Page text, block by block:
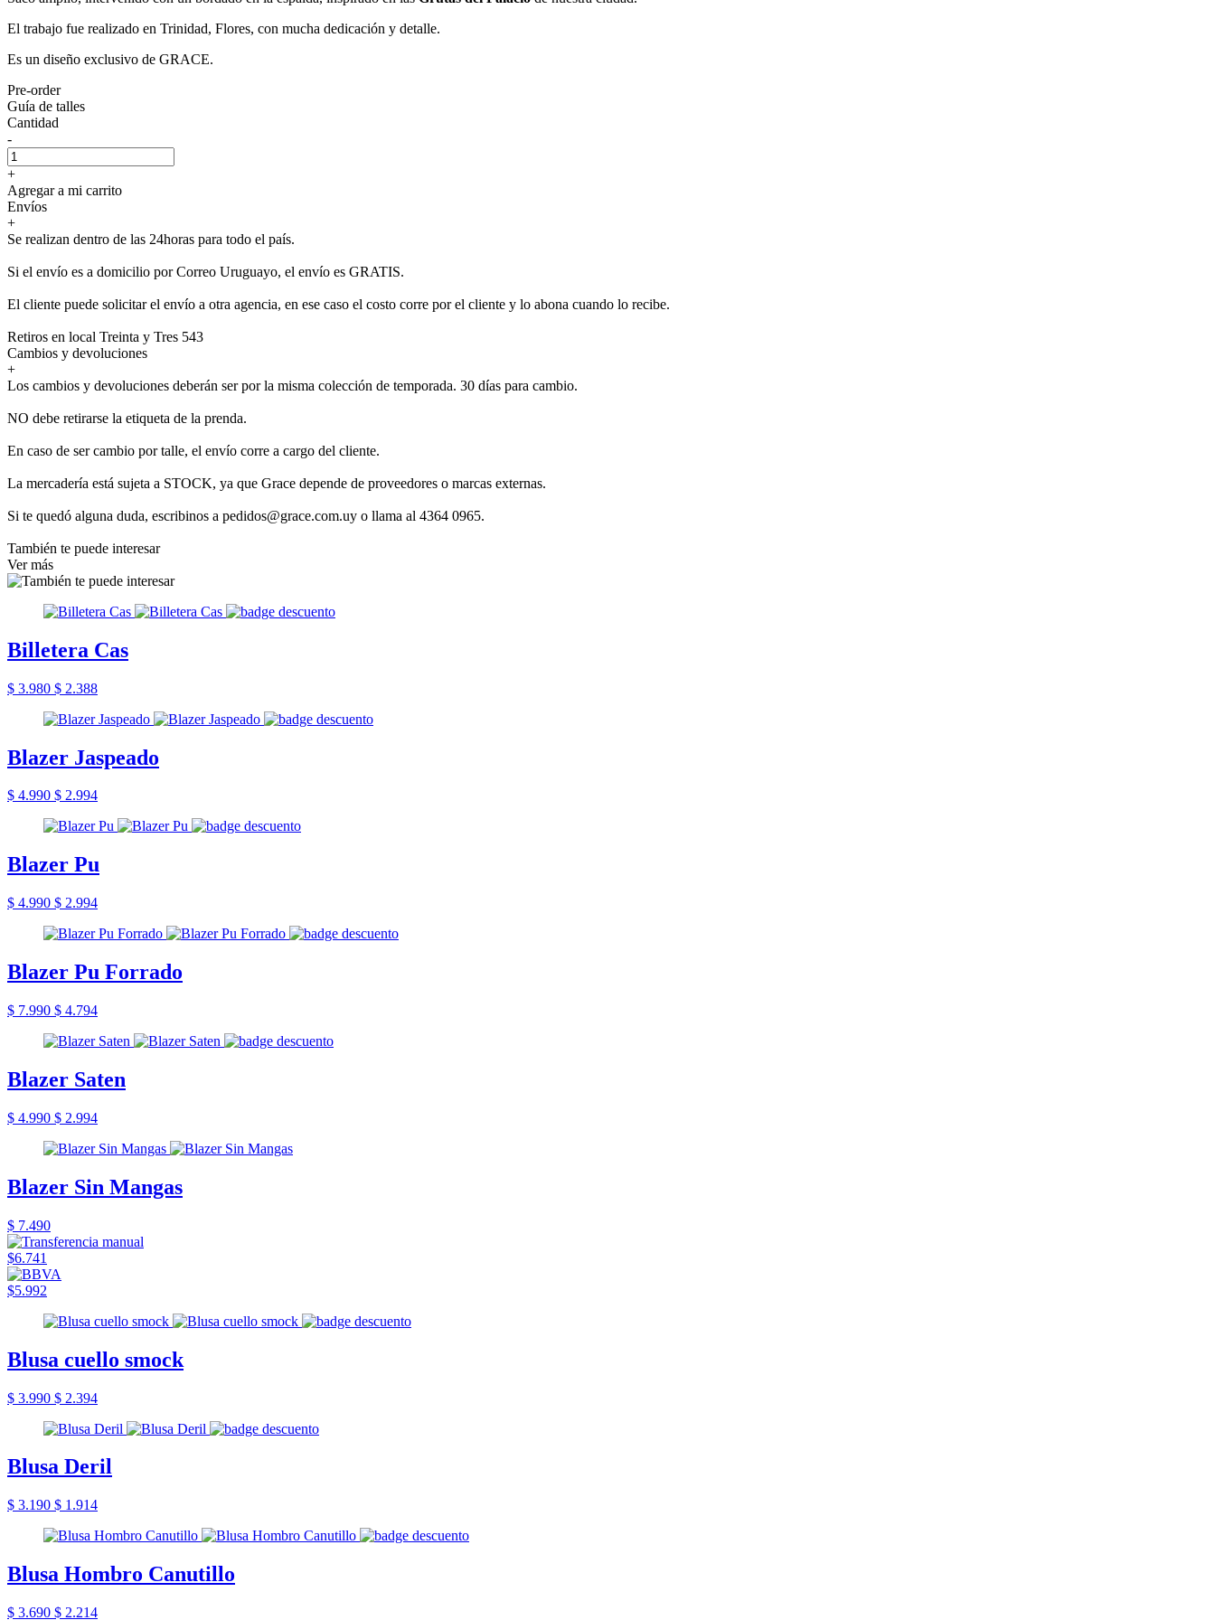
El trabajo fue realizado en Trinidad, Flores, con mucha dedicación y detalle.
Es un diseño exclusivo de GRACE.
Pre-order
Guía de talles
Cantidad
-
+
Agregar a mi carrito
Envíos
+
Se realizan dentro de las 24horas para todo el país.
Si el envío es a domicilio por Correo Uruguayo, el envío es GRATIS.
El cliente puede solicitar el envío a otra agencia, en ese caso el costo corre por el cliente y lo abona cuando lo recibe.
Retiros en local Treinta y Tres 543
Cambios y devoluciones
+
Los cambios y devoluciones deberán ser por la misma colección de temporada. 30 días para cambio.
NO debe retirarse la etiqueta de la prenda.
En caso de ser cambio por talle, el envío corre a cargo del cliente.
La mercadería está sujeta a STOCK, ya que Grace depende de proveedores o marcas externas.
Si te quedó alguna duda, escribinos a pedidos@grace.com.uy o llama al 4364 0965.
También te puede interesar
Ver más
Billetera Cas
$ 3.980 $ 2.388
Blazer Jaspeado
$ 4.990 $ 2.994
Blazer Pu
$ 4.990 $ 2.994
Blazer Pu Forrado
$ 7.990 $ 4.794
Blazer Saten
$ 4.990 $ 2.994
Blazer Sin Mangas
$ 7.490
$6.741
$5.992
Blusa cuello smock
$ 3.990 $ 2.394
Blusa Deril
$ 3.190 $ 1.914
Blusa Hombro Canutillo
$ 3.690 $ 2.214